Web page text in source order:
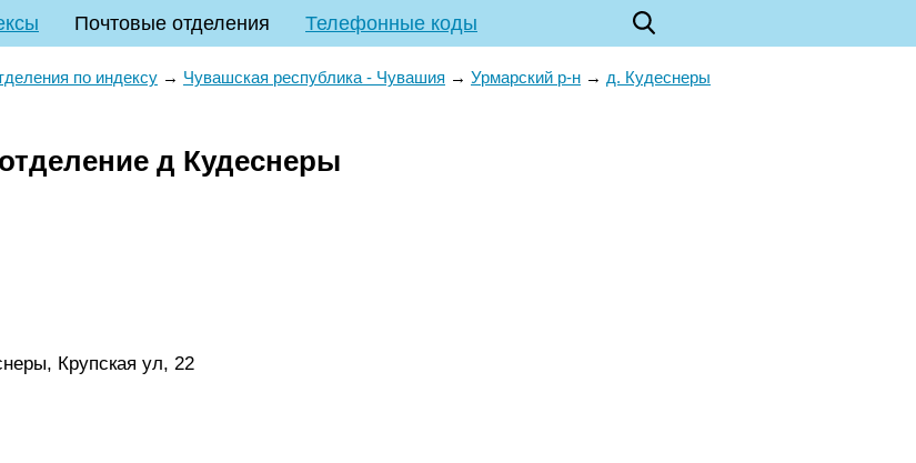
Почтовые отделения Телефонные коды
по индексу → Чувашская республика - Чувашия → Урмарский р-н → д. Кудеснеры
д Кудеснеры
Крупская ул, 22